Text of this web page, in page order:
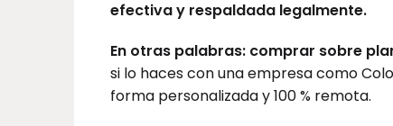
efectiva y respaldada legalmente.
En otras palabras: comprar sobre
si lo haces con una empresa como
forma personalizada y 100 % remota.